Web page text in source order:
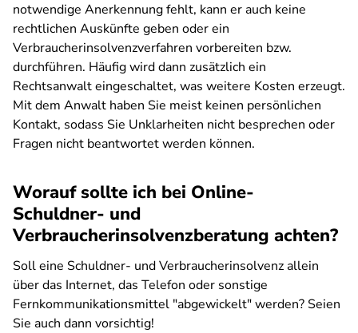
notwendige Anerkennung fehlt, kann er auch keine
rechtlichen Auskünfte geben oder ein
Verbraucherinsolvenzverfahren vorbereiten bzw.
durchführen. Häufig wird dann zusätzlich ein
Rechtsanwalt eingeschaltet, was weitere Kosten erzeugt.
Mit dem Anwalt haben Sie meist keinen persönlichen
Kontakt, sodass Sie Unklarheiten nicht besprechen oder
Fragen nicht beantwortet werden können.
Worauf sollte ich bei Online-
Schuldner- und
Verbraucherinsolvenzberatung achten?
Soll eine Schuldner- und Verbraucherinsolvenz allein
über das Internet, das Telefon oder sonstige
Fernkommunikationsmittel "abgewickelt" werden? Seien
Sie auch dann vorsichtig!